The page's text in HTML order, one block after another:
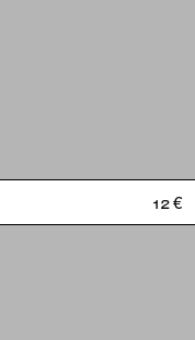
12 €